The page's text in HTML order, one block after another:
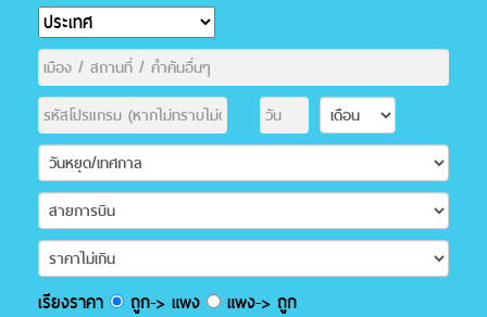
เรียงราคา ถูก-> แพง แพง-> ถูก